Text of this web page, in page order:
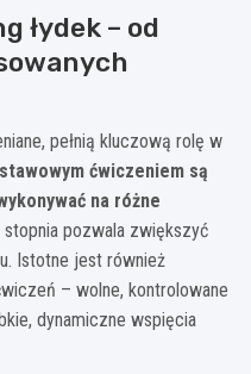
łydek – od
pełnią kluczową rolę w
ćwiczeniem są
na różne
pozwala zwiększyć
Istotne jest również
– wolne, kontrolowane
dynamiczne wspięcia